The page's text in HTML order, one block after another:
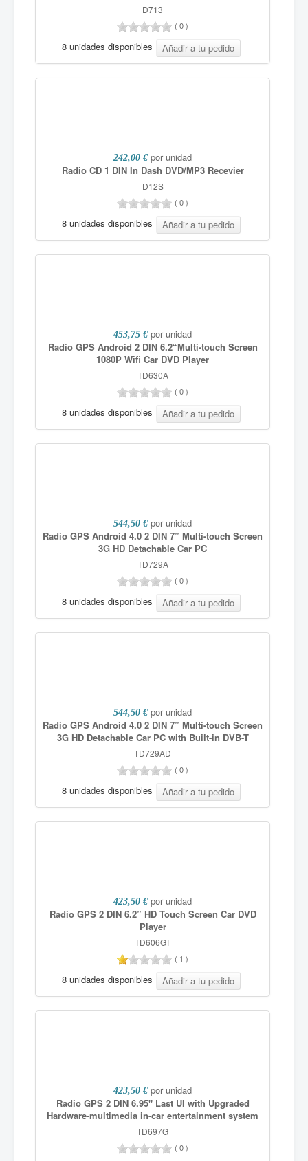
D713
( 0)
8 unidades disponibles
242,00 € por unidad
Radio CD 1 DIN In Dash DVD/MP3 Recevier
D12S
( 0)
8 unidades disponibles
453,75 € por unidad
Radio GPS Android 2 DIN 6.2“Multi-touch Screen
1080P Wifi Car DVD Player
TD630A
( 0)
8 unidades disponibles
544,50 € por unidad
Radio GPS Android 4.0 2 DIN 7” Multi-touch Screen
3G HD Detachable Car PC
TD729A
( 0)
8 unidades disponibles
544,50 € por unidad
Radio GPS Android 4.0 2 DIN 7” Multi-touch Screen
3G HD Detachable Car PC with Built-in DVB-T
TD729AD
( 0)
8 unidades disponibles
423,50 € por unidad
Radio GPS 2 DIN 6.2” HD Touch Screen Car DVD
Player
TD606GT
( 1)
8 unidades disponibles
423,50 € por unidad
Radio GPS 2 DIN 6.95" Last UI with Upgraded
Hardware-multimedia in-car entertainment system
TD697G
( 0)